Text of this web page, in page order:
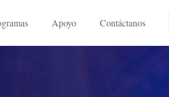
Apoyo Contáctanos